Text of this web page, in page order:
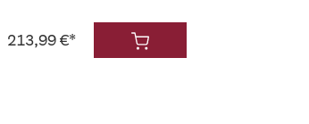
213,99 €*